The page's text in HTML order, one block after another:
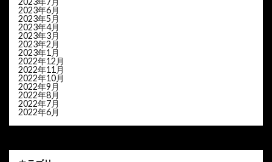
2023年6月
2023年5月
2023年4月
2023年3月
2023年2月
2023年1月
2022年12月
2022年11月
2022年10月
2022年9月
2022年8月
2022年7月
2022年6月